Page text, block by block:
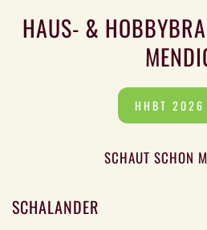
HAUS- &
HHBT 2026
SCHAUT SCHON
SCHALANDER